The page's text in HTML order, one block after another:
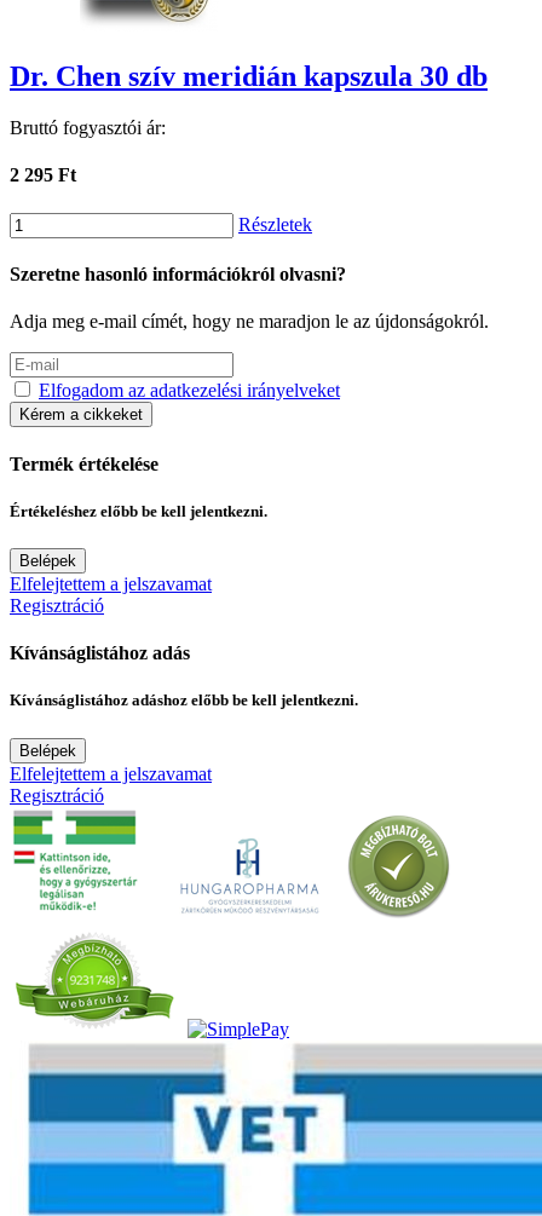
Dr. Chen szív meridián kapszula 30 db
Bruttó fogyasztói ár:
2 295 Ft
Részletek
Szeretne hasonló információkról olvasni?
Adja meg e-mail címét, hogy ne maradjon le az újdonságokról.
Elfogadom az adatkezelési irányelveket
Kérem a cikkeket
Termék értékelése
Értékeléshez előbb be kell jelentkezni.
Belépek
Elfelejtettem a jelszavamat
Regisztráció
Kívánságlistához adás
Kívánságlistához adáshoz előbb be kell jelentkezni.
Belépek
Elfelejtettem a jelszavamat
Regisztráció